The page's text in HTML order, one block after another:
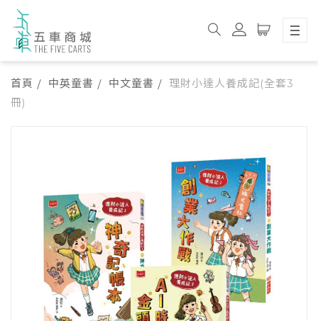
首頁 中英童書 中文童書
理財小達人養成記(全套3
冊)